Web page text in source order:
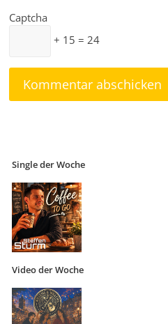
Captcha
+ 15 = 24
Single der Woche
Video der Woche